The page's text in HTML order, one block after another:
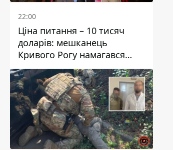
22:00
Ціна питання – 10 тисяч
доларів: мешканець
Кривого Рогу намагався
переправити чоловіка до
Словаччини